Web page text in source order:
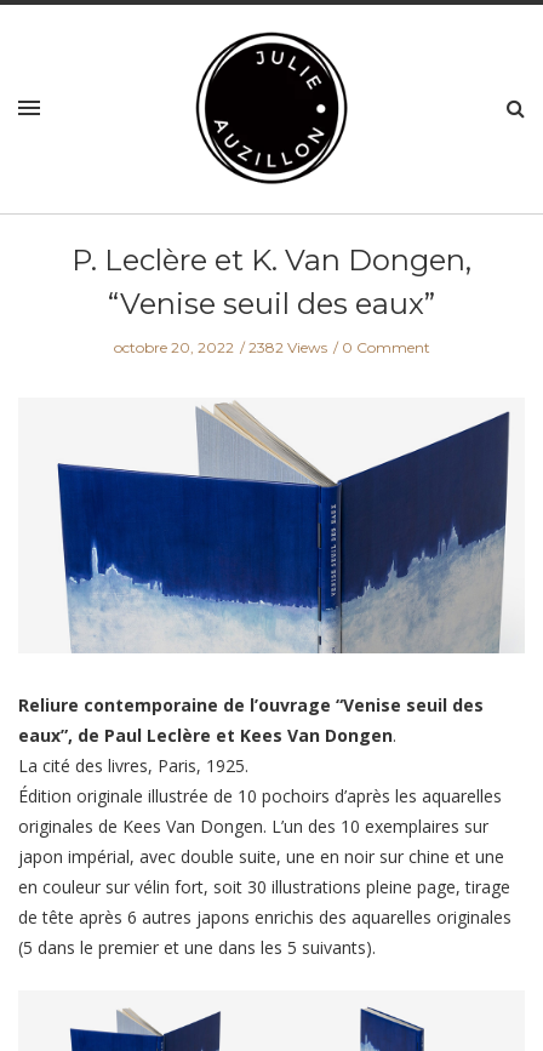
P. Leclère et K. Van Dongen,
“Venise seuil des eaux”
octobre 20, 2022 2382 Views 0 Comment
Reliure contemporaine de l’ouvrage “Venise seuil des
eaux”, de Paul Leclère et Kees Van Dongen.
La cité des livres, Paris, 1925.
Édition originale illustrée de 10 pochoirs d’après les aquarelles
originales de Kees Van Dongen. L’un des 10 exemplaires sur
japon impérial, avec double suite, une en noir sur chine et une
en couleur sur vélin fort, soit 30 illustrations pleine page, tirage
de tête après 6 autres japons enrichis des aquarelles originales
(5 dans le premier et une dans les 5 suivants).